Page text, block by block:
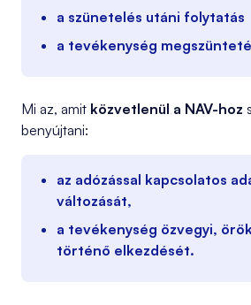
a szünetelés utáni folytatás
a tevékenység
Mi az, amit közvetlenül a NAV-hoz
benyújtani:
az adózással kapcsolatos
változását,
a tevékenység özvegyi,
történő elkezdését.